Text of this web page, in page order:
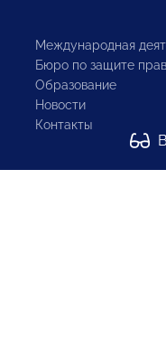
Международная
Бюро по защите
Образование
Новости
Контакты